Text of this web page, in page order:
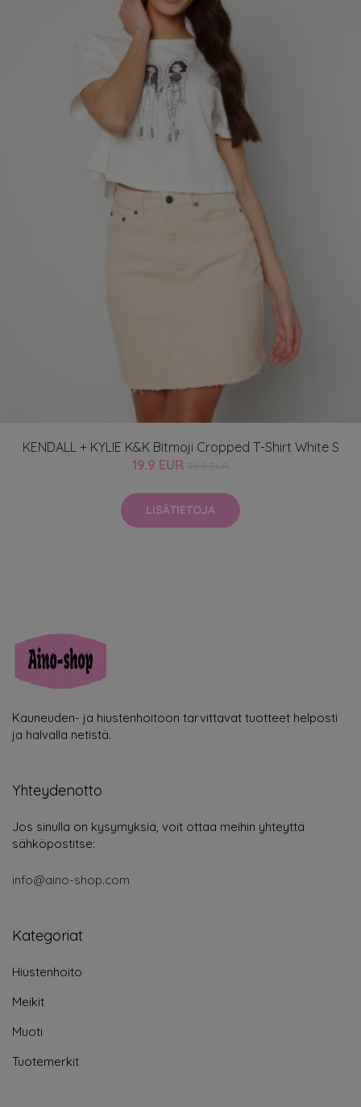
KENDALL + KYLIE K&K Bitmoji Cropped T-Shirt White S
19.9 EUR
LISÄTIETOJA
Kauneuden- ja hiustenhoitoon tarvittavat tuotteet helposti
ja halvalla netistä.
Yhteydenotto
Jos sinulla on kysymyksiä, voit ottaa meihin yhteyttä
sähköpostitse:
info@aino-shop.com
Kategoriat
Hiustenhoito
Meikit
Muoti
Tuotemerkit